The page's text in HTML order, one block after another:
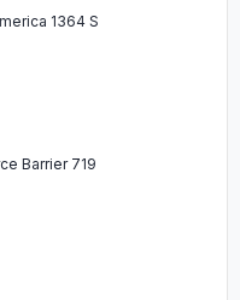
1364 S
Barrier 719